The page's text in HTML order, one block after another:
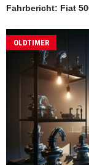
Fahrbericht: Fiat
OLDTIMER